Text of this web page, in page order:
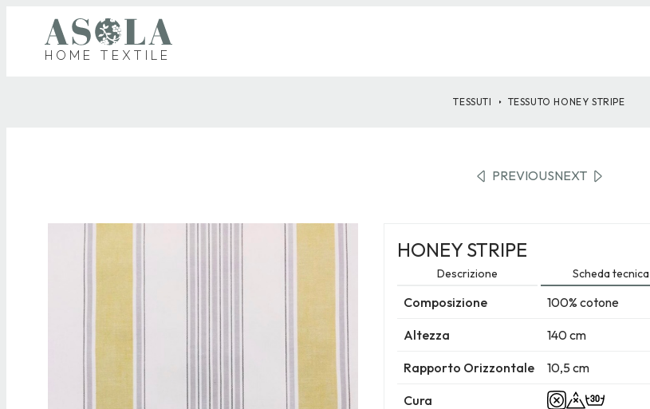
HOME TEXTILE
TESSUTI TESSUTOHONEY STRIPE
PREVIOUSNEXT
HONEY STRIPE
Descrizione Scheda tecnica
Composizione 100% cotone
Altezza 140 cm
Rapporto Orizzontale 10,5 cm
Cura